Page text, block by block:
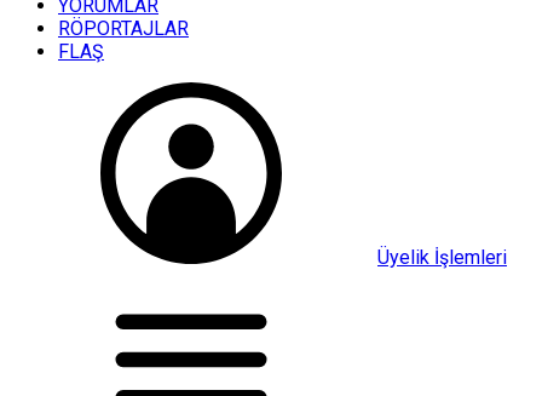
YORUMLAR
RÖPORTAJLAR
FLAŞ
Üyelik İşlemleri